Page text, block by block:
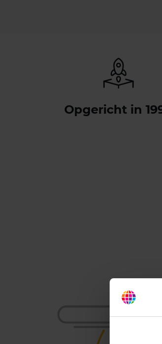
Opgericht in